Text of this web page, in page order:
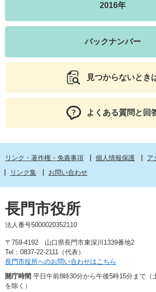
2016年
バックナンバー
見つからないとき
よくある質問と回
リンク・著作権・免責事項 個人情報保護
ア
リンク集
お問い合わせ
長門市役所
法人番号5000020352110
〒759-4192 山口県長門市東深川1339番地2
Tel：0837-22-2111（代表）
長門市役所へのお問い合わせはこちら
開庁時間 平日午前8時30分から午後5時15分まで（
を除く）